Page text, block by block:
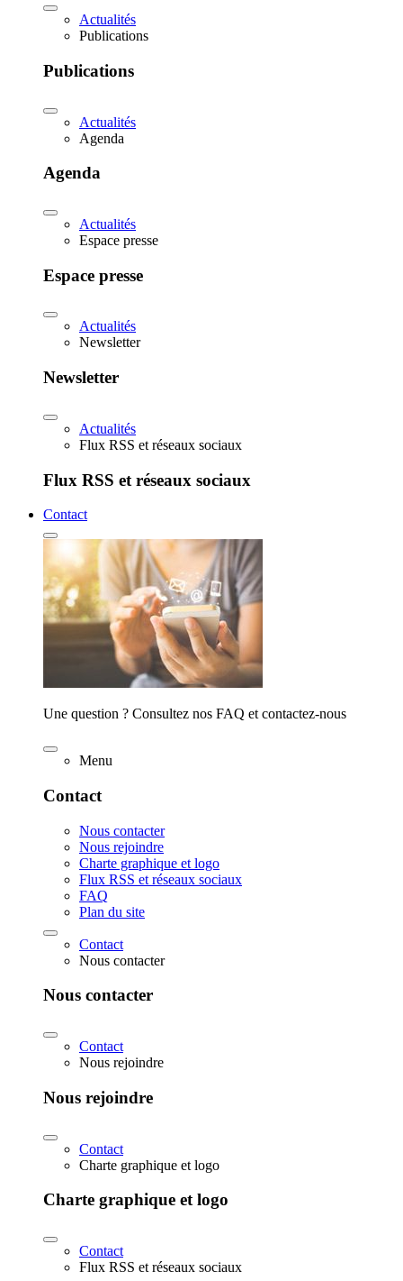
Actualités
Publications
Publications
Actualités
Agenda
Agenda
Actualités
Espace presse
Espace presse
Actualités
Newsletter
Newsletter
Actualités
Flux RSS et réseaux sociaux
Flux RSS et réseaux sociaux
Contact
Une question ? Consultez nos FAQ et contactez-nous
Menu
Contact
Nous contacter
Nous rejoindre
Charte graphique et logo
Flux RSS et réseaux sociaux
FAQ
Plan du site
Contact
Nous contacter
Nous contacter
Contact
Nous rejoindre
Nous rejoindre
Contact
Charte graphique et logo
Charte graphique et logo
Contact
Flux RSS et réseaux sociaux